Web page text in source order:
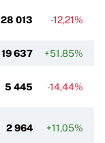
28 013 -12,21%
19 637 +51,85%
5 445 -14,44%
2 964 +11,05%